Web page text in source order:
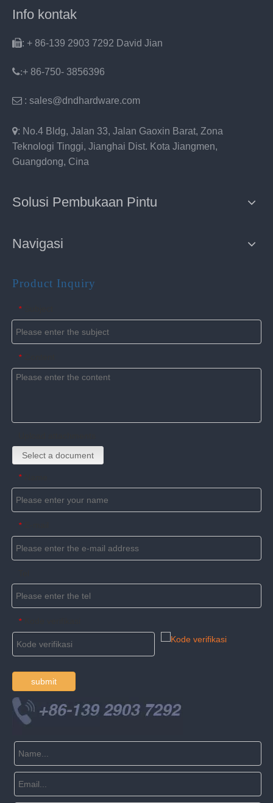
Info kontak
: + 86-139 2903 7292 David Jian
:+ 86-750- 3856396
 : sales@dndhardware.com
: No.4 Bldg, Jalan 33, Jalan Gaoxin Barat, Zona
Teknologi Tinggi, Jianghai Dist. Kota Jiangmen,
Guangdong, Cina
Solusi Pembukaan Pintu
Navigasi
Product Inquiry
*
*
Select a document
*
*
*
submit